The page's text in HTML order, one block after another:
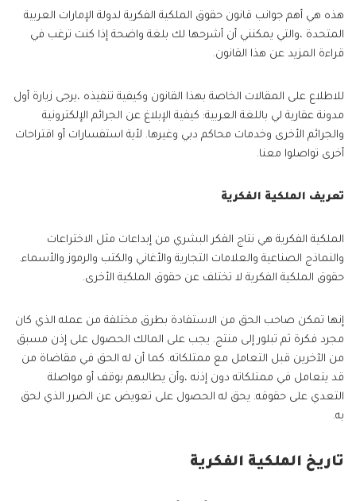
هذه هي أهم جوانب قانون حقوق الملكية الفكرية لدولة الإمارات العربية
المتحدة ،والتي يمكنني أن أشرحها لك بلغة واضحة إذا كنت ترغب في
قراءة المزيد عن هذا القانون.
للاطلاع على المقالات الخاصة بهذا القانون وكيفية تنفيذه ،يرجى زيارة أول
مدونة عقارية لي باللغة العربية: كيفية الإبلاغ عن الجرائم الإلكترونية
والجرائم الأخرى وخدمات محاكم دبي وغيرها. لأية استفسارات أو اقتراحات
أخرى تواصلوا معنا.
تعريف الملكية الفكرية
الملكية الفكرية هي نتاج الفكر البشري من إبداعات مثل الاختراعات
والنماذج الصناعية والعلامات التجارية والأغاني والكتب والرموز والأسماء.
حقوق الملكية الفكرية لا تختلف عن حقوق الملكية الأخرى.
إنها تمكن صاحب الحق من الاستفادة بطرق مختلفة من عمله الذي كان
مجرد فكرة ثم تبلور إلى منتج. يجب على المالك الحصول على إذن مسبق
من الآخرين قبل التعامل مع ممتلكاته. كما أن له الحق في مقاضاة من
قد يتعامل في ممتلكاته دون إذنه ،وأن يطالبهم بوقف أو مواصلة
التعدي على حقوقه. يحق له الحصول على تعويض عن الضرر الذي لحق
به.
تاريخ الملكية الفكرية